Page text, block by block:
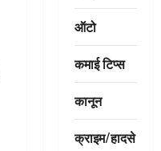
ऑटो
कमाई टिप्स
कानून
क्राइम/हादसे